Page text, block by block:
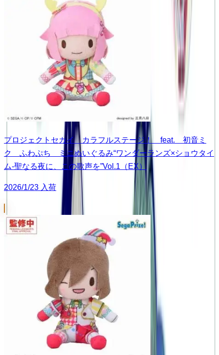
プロジェクトセカイ カラフルステージ！ feat. 初音ミ
ク ふわぷち ミニぬいぐるみ“ワンダーランズ×ショウタイ
ム-聖なる夜に、この歌声を”Vol.1（EX）
2026/1/23 入荷